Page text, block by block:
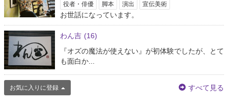
役者・俳優 脚本 演出 宣伝美術
お世話になっています。
わん吉 (16)
『オズの魔法が使えない』が初体験でしたが、とて
も面白か...
お気に入りに登録 すべて見る